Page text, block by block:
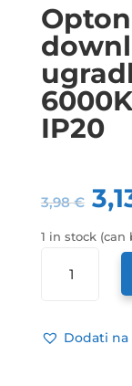
IP20
3,98€
1 in stock (can
DOWNLIGHTER
3W
Dodati na